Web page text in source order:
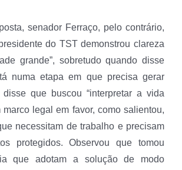
senador Ferraço, pelo contrário,
do TST demonstrou clareza
grande”, sobretudo quando disse
numa etapa em que precisa gerar
que buscou “interpretar a vida
marco legal em favor, como salientou,
necessitam de trabalho e precisam
protegidos. Observou que tomou
que adotam a solução de modo